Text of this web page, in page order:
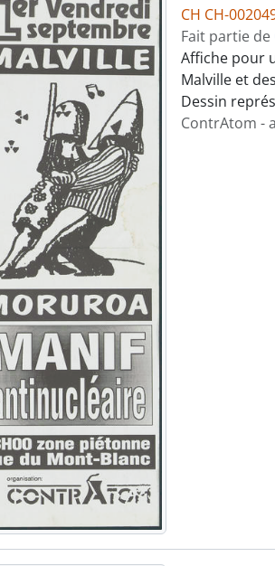
CH CH-
Fait partie de
Affiche pour
Malville et
Dessin
ContrAtom -